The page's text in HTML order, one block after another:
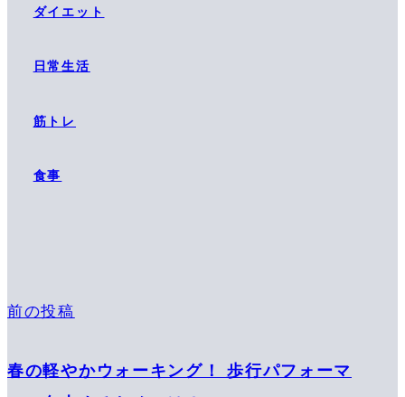
ダイエット
日常生活
筋トレ
食事
前の投稿
春の軽やかウォーキング！ 歩行パフォーマ